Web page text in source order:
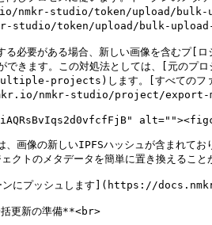
studio/token/upload/bulk-upload-
token/upload/bulk-upload-via-
正する必要がある場合、新しい画
きます。この対処法としては、[元
projects)します。[すべてのファ
nmkr-studio/project/export-
には、画像の新しいIPFSハッシュ
トのメタデータを簡単に置き換えること
ェーンにプッシュします](https://
更新の準備**<br>